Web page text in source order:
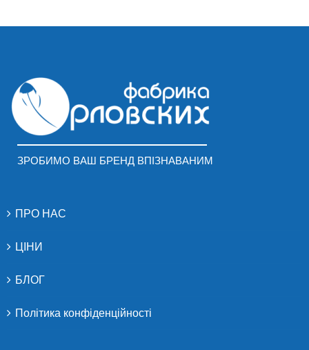
ЗРОБИМО ВАШ БРЕНД ВПІЗНАВАНИМ
ПРО НАС
ЦІНИ
БЛОГ
Політика конфіденційності